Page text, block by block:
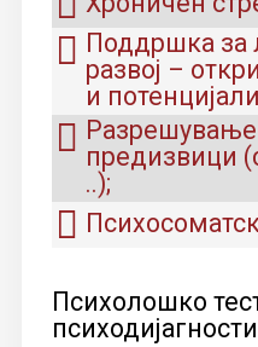
Поддршка за
развој –
и
предизвици
..);
Психолошко